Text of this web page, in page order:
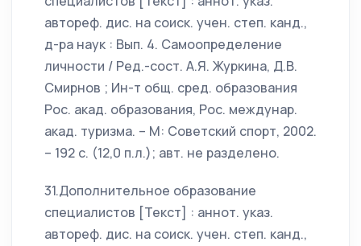
автореф. дис. на соиск. учен. степ. канд.,
д-ра наук : Вып. 4. Самоопределение
личности / Ред.-сост. А.Я. Журкина, Д.В.
Смирнов ; Ин-т общ. сред. образования
Рос. акад. образования, Рос. междунар.
акад. туризма. – М: Советский спорт, 2002.
– 192 с. (12,0 п.л.); авт. не разделено.
31.Дополнительное образование
специалистов [Текст] : аннот. указ.
автореф. дис. на соиск. учен. степ. канд.,